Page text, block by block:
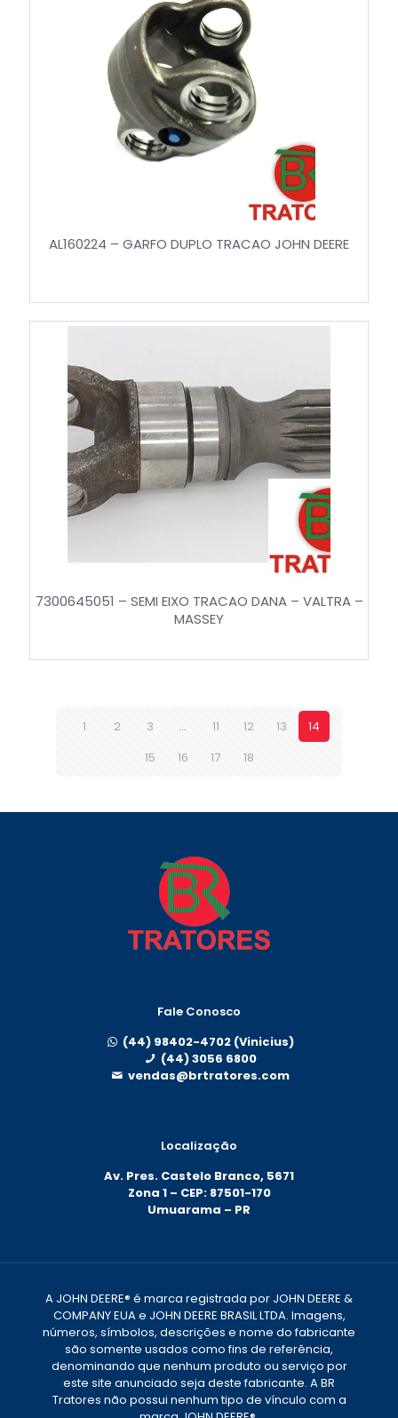
AL160224 – GARFO DUPLO TRACAO JOHN DEERE
7300645051 – SEMI EIXO TRACAO DANA – VALTRA –
MASSEY
1 2 3 … 11 12 13
14
15
16 17 18
Fale Conosco
(44) 98402-4702 (Vinicius)
(44) 3056 6800
vendas@brtratores.com
Localização
Av. Pres. Castelo Branco, 5671
Zona 1 – CEP: 87501-170
Umuarama – PR
A JOHN DEERE® é marca registrada por JOHN DEERE &
COMPANY EUA e JOHN DEERE BRASIL LTDA. Imagens,
números, símbolos, descrições e nome do fabricante
são somente usados como fins de referência,
denominando que nenhum produto ou serviço por
este site anunciado seja deste fabricante. A BR
Tratores não possui nenhum tipo de vínculo com a